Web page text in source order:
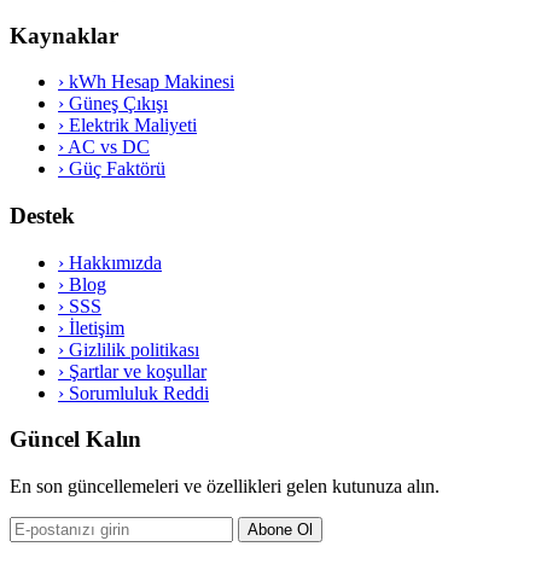
Kaynaklar
› kWh Hesap Makinesi
› Güneş Çıkışı
› Elektrik Maliyeti
› AC vs DC
› Güç Faktörü
Destek
› Hakkımızda
› Blog
› SSS
› İletişim
› Gizlilik politikası
› Şartlar ve koşullar
› Sorumluluk Reddi
Güncel Kalın
En son güncellemeleri ve özellikleri gelen kutunuza alın.
Abone Ol